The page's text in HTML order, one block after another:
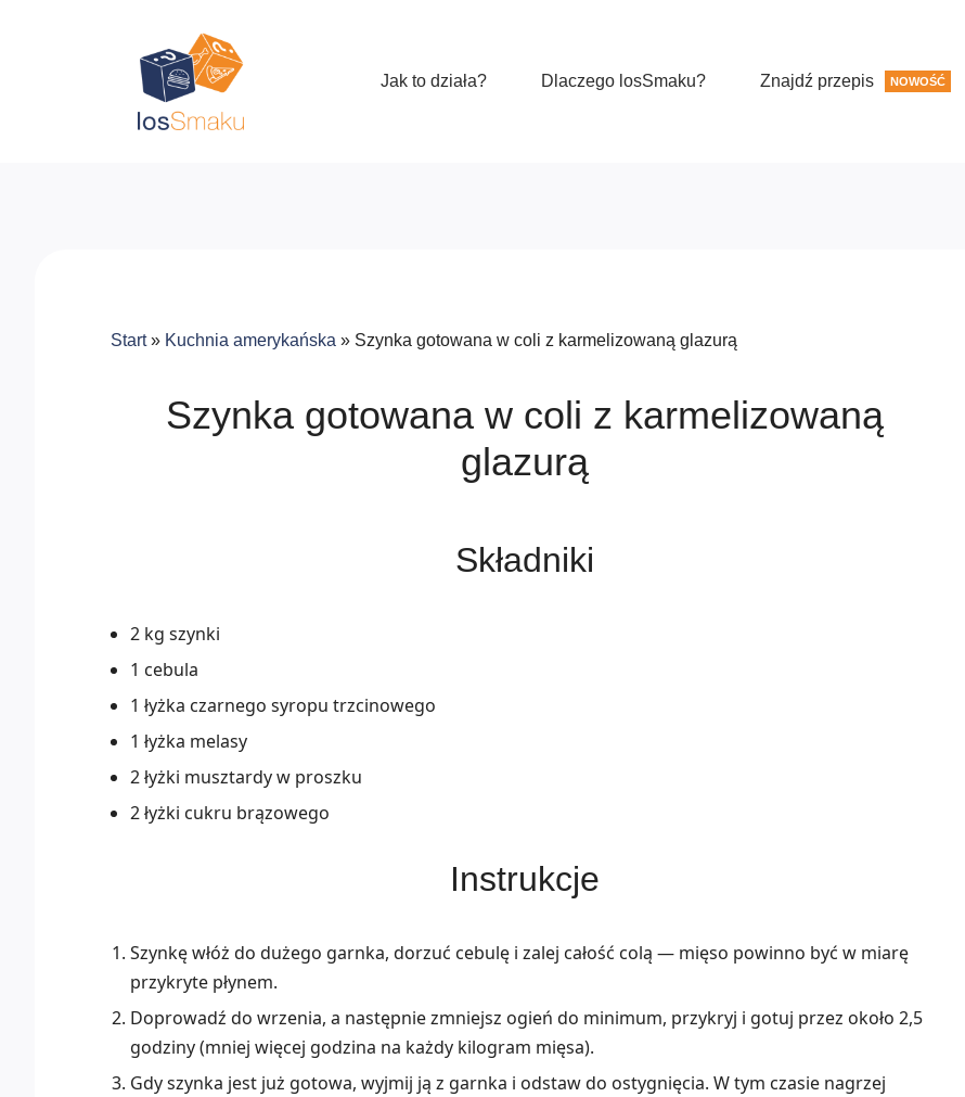
Jak to działa? Dlaczego losSmaku? Znajdź przepis NOWOŚĆ
Start» Kuchnia amerykańska » Szynka gotowana w coli z karmelizowaną glazurą
Szynka gotowana w coli z karmelizowaną
glazurą
Składniki
2 kg szynki
1 cebula
1 łyżka czarnego syropu trzcinowego
1 łyżka melasy
2 łyżki musztardy w proszku
2 łyżki cukru brązowego
Instrukcje
Szynkę włóż do dużego garnka, dorzuć cebulę i zalej całość colą — mięso powinno być w miarę
przykryte płynem.
Doprowadź do wrzenia, a następnie zmniejsz ogień do minimum, przykryj i gotuj przez około 2,5
godziny (mniej więcej godzina na każdy kilogram mięsa).
Gdy szynka jest już gotowa, wyjmij ją z garnka i odstaw do ostygnięcia. W tym czasie nagrzej